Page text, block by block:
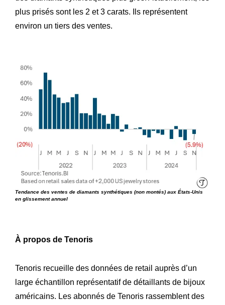
plus prisés sont les 2 et 3 carats. Ils représentent
environ un tiers des ventes.
Tendance des ventes de diamants synthétiques (non montés) aux États-Unis
en glissement annuel
À propos de Tenoris
Tenoris recueille des données de retail auprès d’un
large échantillon représentatif de détaillants de bijoux
américains. Les abonnés de Tenoris rassemblent des